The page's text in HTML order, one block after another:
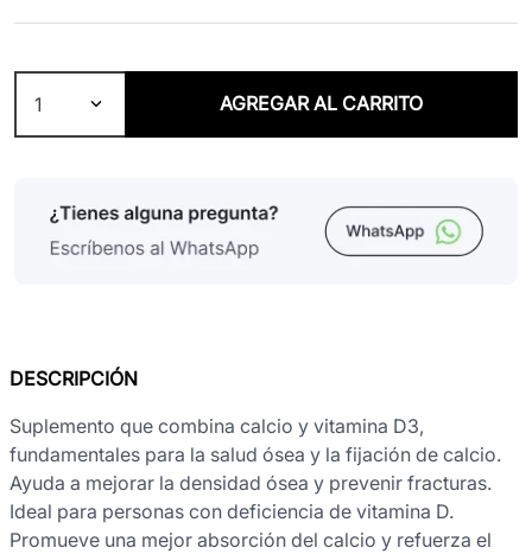
1 AGREGAR AL CARRITO
DESCRIPCIÓN
Suplemento que combina calcio y vitamina D3,
fundamentales para la salud ósea y la fijación de calcio.
Ayuda a mejorar la densidad ósea y prevenir fracturas.
Ideal para personas con deficiencia de vitamina D.
Promueve una mejor absorción del calcio y refuerza el